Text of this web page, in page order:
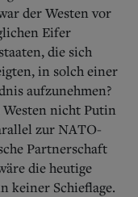
der Westen vor
Eifer
die sich
in solch einer
aufzunehmen?
nicht Putin
zur NATO-
Partnerschaft
die heutige
keiner Schieflage.